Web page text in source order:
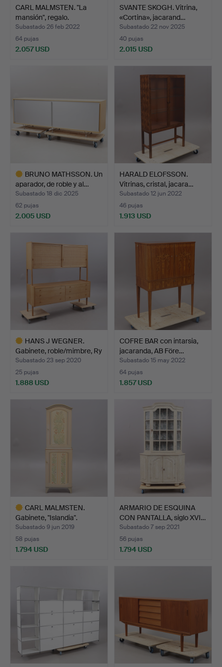
CARL MALMSTEN. "La
mansión", regalo.
Subastado 26 feb 2022
64 pujas
2.057 USD
SVANTE SKOGH. Vitrina,
«Cortina», jacarand…
Subastado 22 nov 2025
40 pujas
2.015 USD
BRUNO MATHSSON. Un
aparador, de roble y al…
Subastado 18 dic 2025
62 pujas
2.005 USD
seleccionado
HARALD ELOFSSON.
Vitrinas, cristal, jacara…
Subastado 12 jun 2022
46 pujas
1.913 USD
HANS J WEGNER.
Gabinete, roble/mimbre, Ry
…
Subastado 23 sep 2020
25 pujas
1.888 USD
seleccionado
COFRE BAR con intarsia,
jacaranda, AB Före…
Subastado 15 may 2022
64 pujas
1.857 USD
CARL MALMSTEN.
Gabinete, "Islandia".
Subastado 9 jun 2019
58 pujas
1.794 USD
ARMARIO DE ESQUINA
CON PANTALLA, siglo XVI…
Subastado 7 sep 2021
56 pujas
1.794 USD